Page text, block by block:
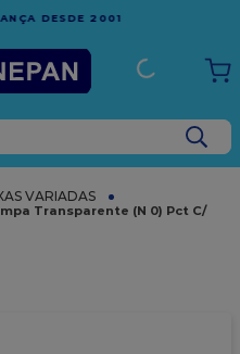
VARIADAS
Transparente (N 0) Pct C/